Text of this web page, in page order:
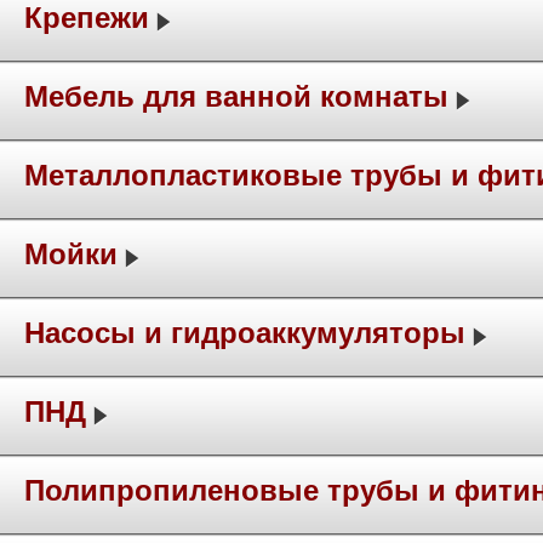
Крепежи
Мебель для ванной комнаты
Металлопластиковые трубы и
Мойки
Насосы и гидроаккумуляторы
ПНД
Полипропиленовые трубы и